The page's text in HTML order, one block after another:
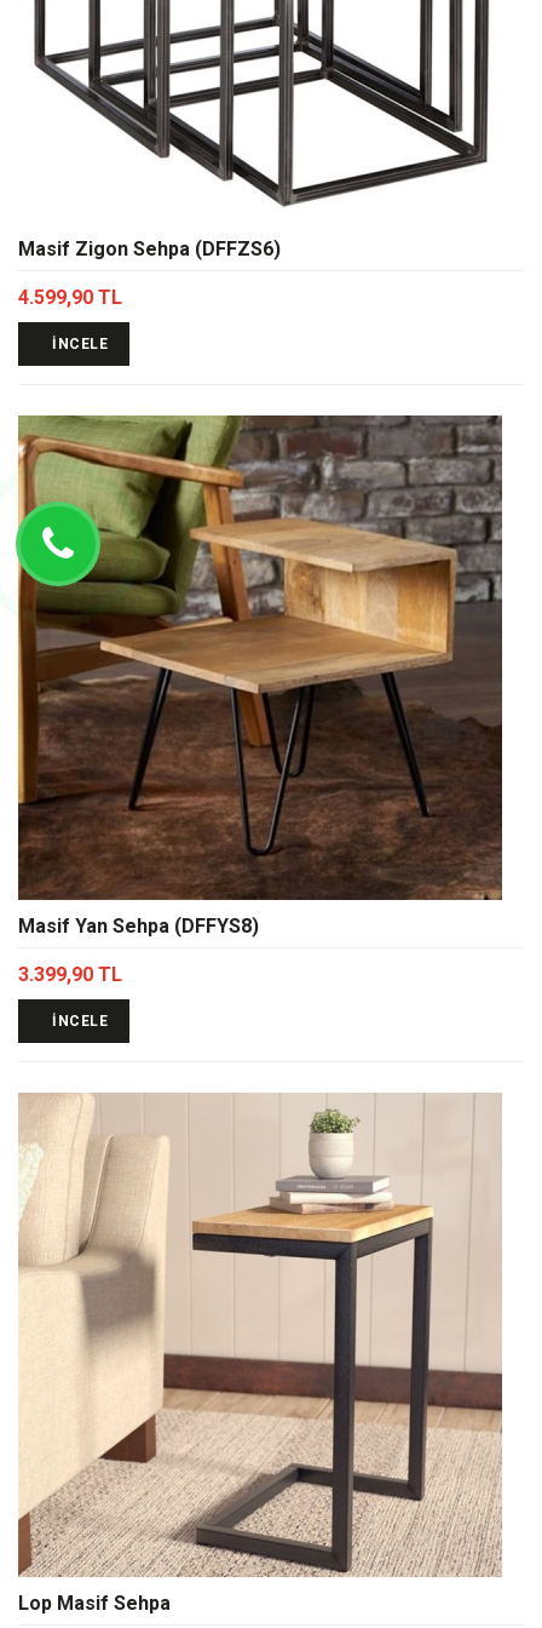
Masif Zigon Sehpa (DFFZS6)
4.599,90 TL
İNCELE
Masif Yan Sehpa (DFFYS8)
3.399,90 TL
İNCELE
Lop Masif Sehpa